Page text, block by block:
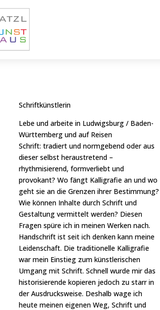
Schriftkünstlerin
Lebe und arbeite in Ludwigsburg / Baden-
Württemberg und auf Reisen
Schrift: tradiert und normgebend oder aus
dieser selbst heraustretend –
rhythmisierend, formverliebt und
provokant? Wo fängt Kalligrafie an und wo
geht sie an die Grenzen ihrer Bestimmung?
Wie können Inhalte durch Schrift und
Gestaltung vermittelt werden? Diesen
Fragen spüre ich in meinen Werken nach.
Handschrift ist seit ich denken kann meine
Leidenschaft. Die traditionelle Kalligrafie
war mein Einstieg zum künstlerischen
Umgang mit Schrift. Schnell wurde mir das
historisierende kopieren jedoch zu starr in
der Ausdrucksweise. Deshalb wage ich
heute meinen eigenen Weg, Schrift und